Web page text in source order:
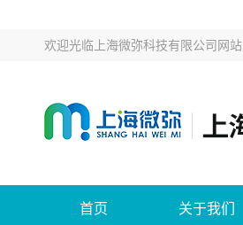
欢迎光临 上海微弥科技有限公司网站
首页 关于我们